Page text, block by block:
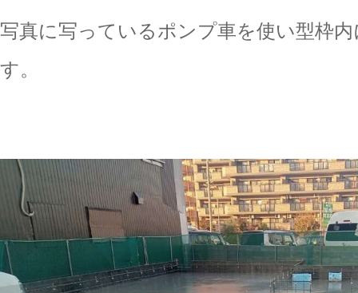
写真に写っているポンプ車を使い型枠
す。